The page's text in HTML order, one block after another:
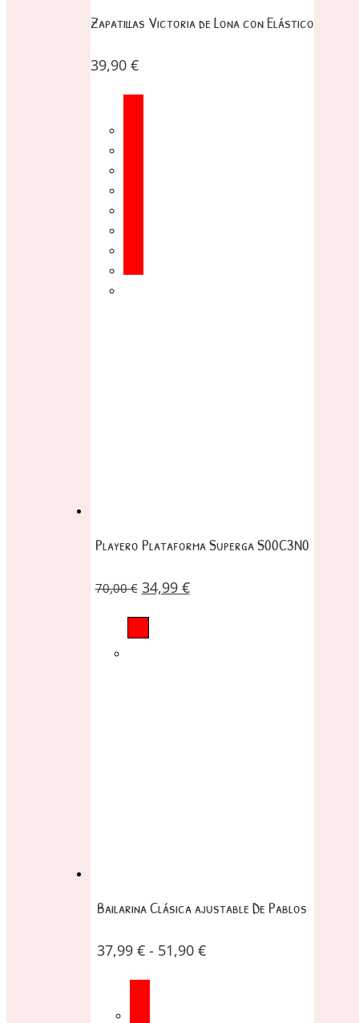
Zapatillas Victoria de Lona con Elástico
39,90 €
Playero Plataforma Superga S00C3N0
70,00€ 34,99 €
Bailarina Clásica ajustable De Pablos
37,99 € - 51,90 €